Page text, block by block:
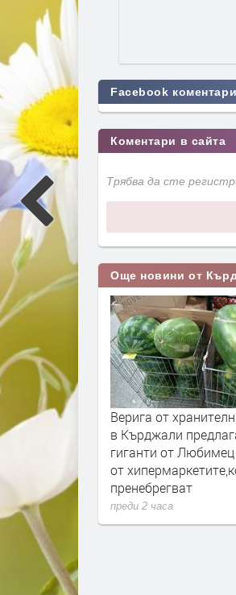
Facebook коментари
Коментари в сайта
Трябва да сте
Още новини от
словестна
Верига от
в Кърджали
гиганти от
от
пренебрегват
преди 2 часа